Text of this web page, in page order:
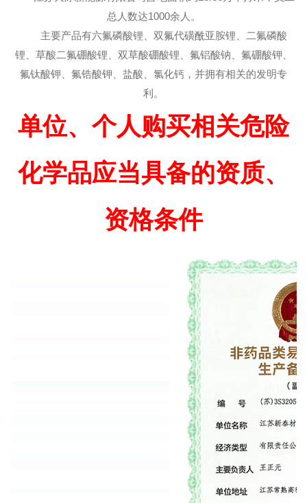
总人数达1000余人。
主要产品有六氟磷酸锂、双氟代磺酰亚胺锂、二氟磷酸
锂、草酸二氟硼酸锂、双草酸硼酸锂、氟铝酸钠、氟硼酸钾、
氟钛酸钾、氟锆酸钾、盐酸、氯化钙，并拥有相关的发明专
利。
单位、个人购买相关危险
化学品应当具备的资质、
资格条件